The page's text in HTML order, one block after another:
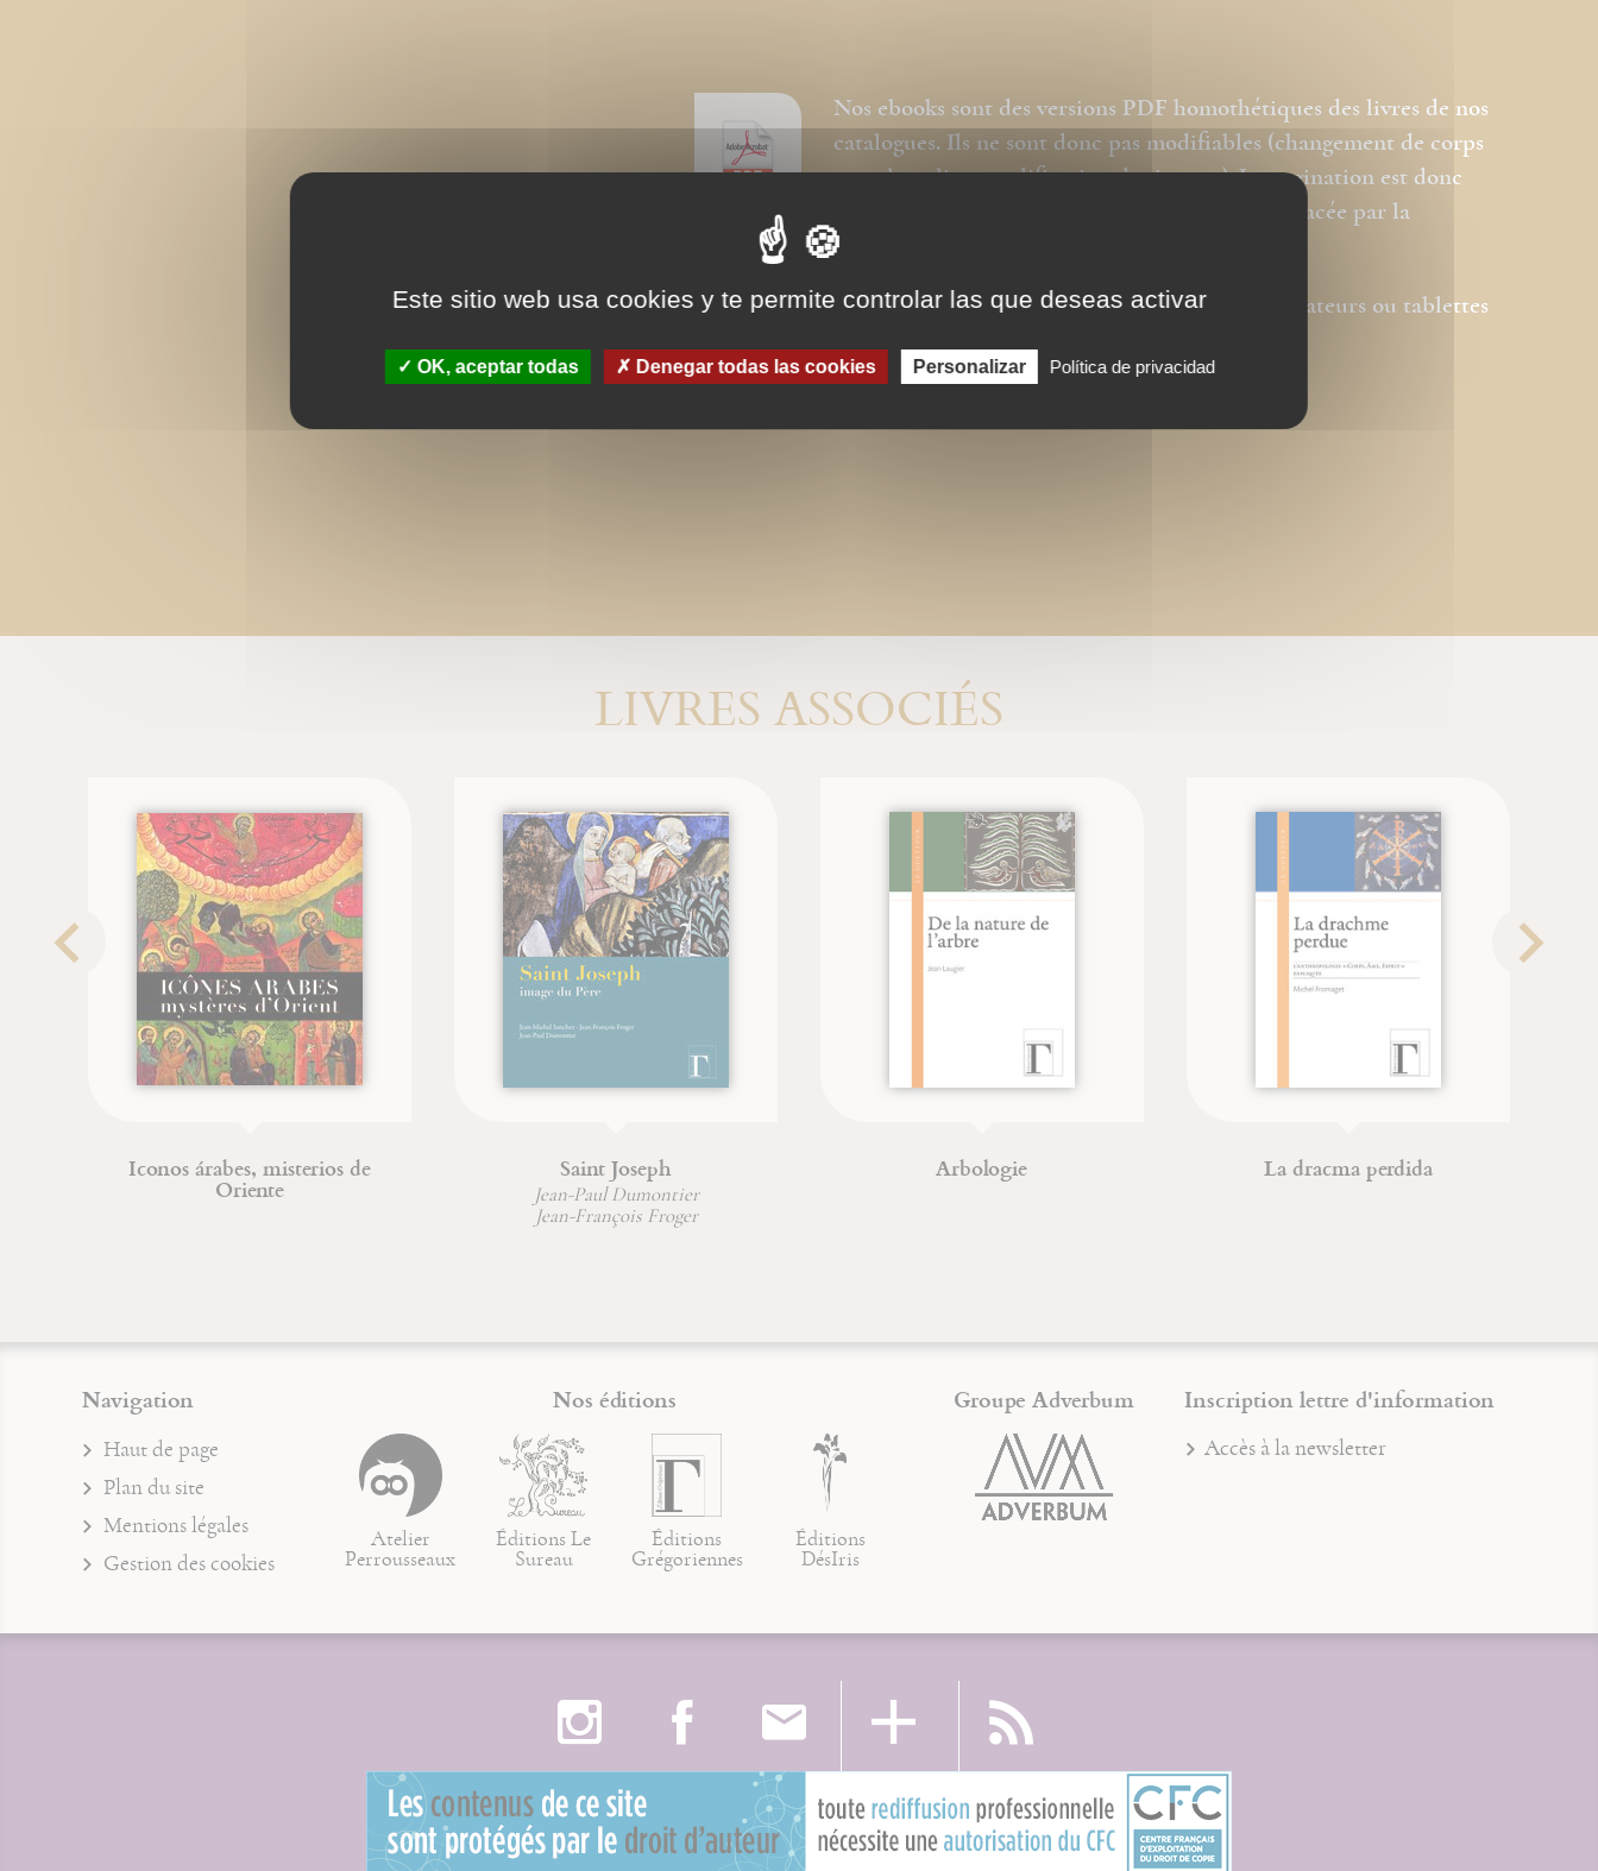
Nos ebooks sont des versions PDF homothétiques des livres de nos
catalogues. Ils ne sont donc pas modifiables (changement de corps
pour la police, modification des images). La pagination est donc
respectée et la première page du livre est remplacée par la
couverture.
Ce format peut être lu par le logiciel Acrobat © sur des ordinateurs ou tablettes
tactiles de type iPad, Archos, Asus ou autres.
LIVRES ASSOCIÉS
Saint Joseph
Jean-Paul Dumontier
Arbologie La dracma perdida Œdipe
Navigation
Haut de page
Plan du site
Mentions légales
Gestion des cookies
Nos éditions
Atelier
Perrousseaux
Éditions Le
Sureau
Éditions
Grégoriennes
Éditions
DésIris
Groupe Adverbum Inscription lettre d'information
Accès à la newsletter
Este sitio web usa cookies y te permite controlar las que deseas activar
OK, aceptar todas Denegar todas las cookies Personalizar Política de privacidad